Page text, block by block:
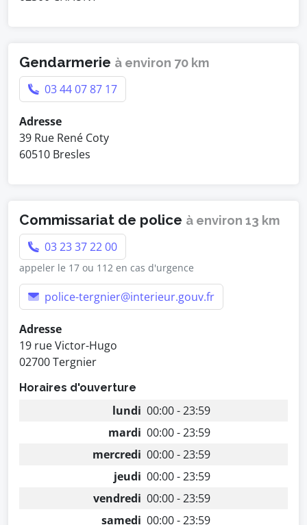
Gendarmerie à environ 70 km
03 44 07 87 17
Adresse
39 Rue René Coty
60510 Bresles
Commissariat de police à environ 13 km
03 23 37 22 00
appeler le 17 ou 112 en cas d'urgence
police-tergnier@interieur.gouv.fr
Adresse
19 rue Victor-Hugo
02700 Tergnier
Horaires d'ouverture
lundi 00:00 - 23:59
mardi 00:00 - 23:59
mercredi 00:00 - 23:59
jeudi 00:00 - 23:59
vendredi 00:00 - 23:59
samedi 00:00 - 23:59